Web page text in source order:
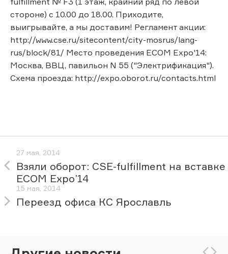
стороне) с 10.00 до 18.00. Приходите,
выигрывайте, а мы доставим! Регламент акции:
http://www.cse.ru/sitecontent/city-mosrus/lang-
rus/block/81/ Место проведения ECOM Expo'14:
Москва, ВВЦ, павильон N 55 ("Электрификация").
Схема проезда: http://expo.oborot.ru/contacts.html
27 мая, 2014
Взяли оборот: CSE-fulfillment на вставке
ECOM Expo’14
15 мая, 2014
Переезд офиса КС Ярославль